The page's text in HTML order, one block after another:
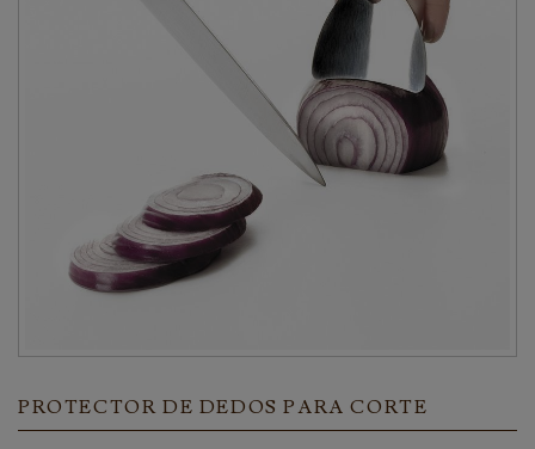
PROTECTOR DE DEDOS PARA CORTE